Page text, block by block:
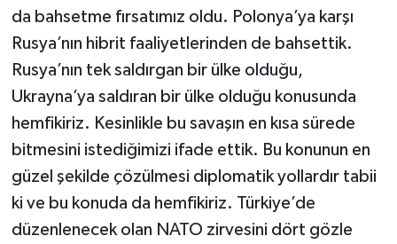
da bahsetme fırsatımız oldu. Polonya’ya karşı
Rusya’nın hibrit faaliyetlerinden de bahsettik.
Rusya’nın tek saldırgan bir ülke olduğu,
Ukrayna’ya saldıran bir ülke olduğu konusunda
hemfikiriz. Kesinlikle bu savaşın en kısa sürede
bitmesini istediğimizi ifade ettik. Bu konunun en
güzel şekilde çözülmesi diplomatik yollardır tabii
ki ve bu konuda da hemfikiriz. Türkiye’de
düzenlenecek olan NATO zirvesini dört gözle